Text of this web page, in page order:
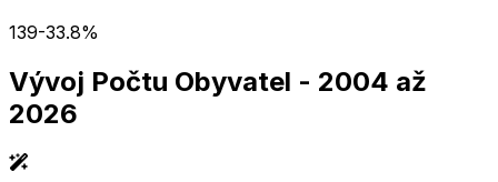
139-33.8%
Vývoj Počtu Obyvatel - 2004 až
2026